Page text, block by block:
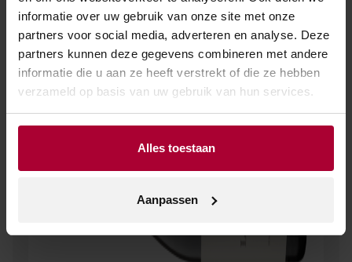
informatie over uw gebruik van onze site met onze
partners voor social media, adverteren en analyse. Deze
partners kunnen deze gegevens combineren met andere
informatie die u aan ze heeft verstrekt of die ze hebben
verzameld op basis van uw gebruik van hun services.
Alles toestaan
Aanpassen
puur. Op en top finesse!”
Nieuw: Ravera